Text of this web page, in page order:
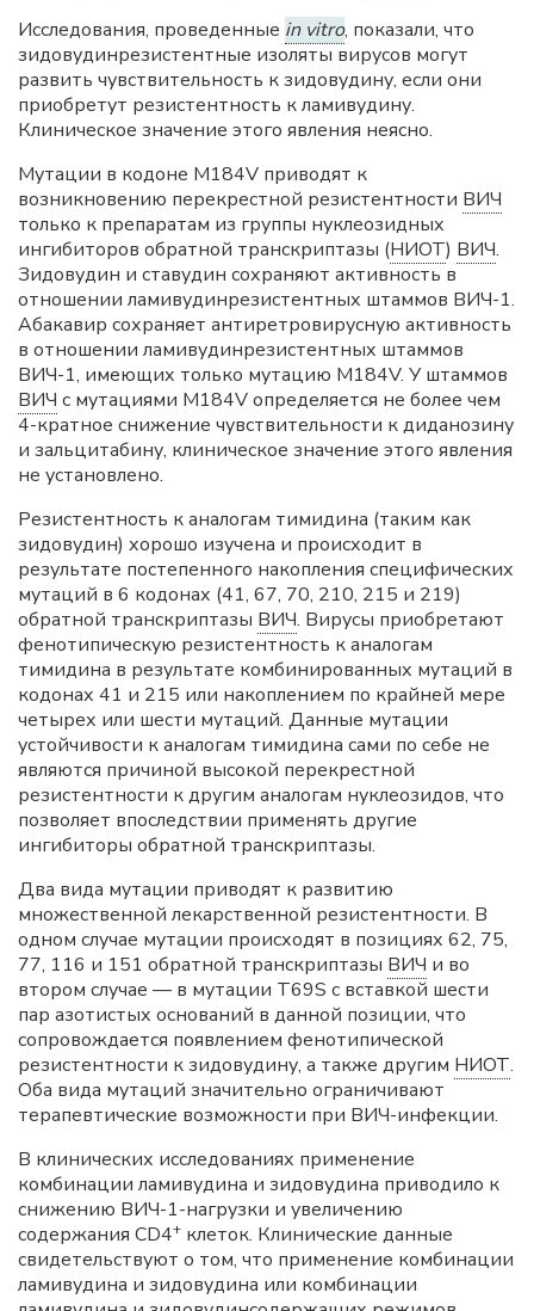
Исследования, проведенные in vitro, показали, что
зидовудинрезистентные изоляты вирусов могут
развить чувствительность к зидовудину, если они
приобретут резистентность к ламивудину.
Клиническое значение этого явления неясно.
Мутации в кодоне M184V приводят к
возникновению перекрестной резистентности ВИЧ
только к препаратам из группы нуклеозидных
ингибиторов обратной транскриптазы (НИОТ) ВИЧ.
Зидовудин и ставудин сохраняют активность в
отношении ламивудинрезистентных штаммов ВИЧ-1.
Абакавир сохраняет антиретровирусную активность
в отношении ламивудинрезистентных штаммов
ВИЧ-1, имеющих только мутацию M184V. У штаммов
ВИЧ с мутациями M184V определяется не более чем
4-кратное снижение чувствительности к диданозину
и зальцитабину, клиническое значение этого явления
не установлено.
Резистентность к аналогам тимидина (таким как
зидовудин) хорошо изучена и происходит в
результате постепенного накопления специфических
мутаций в 6 кодонах (41, 67, 70, 210, 215 и 219)
обратной транскриптазы ВИЧ. Вирусы приобретают
фенотипическую резистентность к аналогам
тимидина в результате комбинированных мутаций в
кодонах 41 и 215 или накоплением по крайней мере
четырех или шести мутаций. Данные мутации
устойчивости к аналогам тимидина сами по себе не
являются причиной высокой перекрестной
резистентности к другим аналогам нуклеозидов, что
позволяет впоследствии применять другие
ингибиторы обратной транскриптазы.
Два вида мутации приводят к развитию
множественной лекарственной резистентности. В
одном случае мутации происходят в позициях 62, 75,
77, 116 и 151 обратной транскриптазы ВИЧ и во
втором случае — в мутации T69S с вставкой шести
пар азотистых оснований в данной позиции, что
сопровождается появлением фенотипической
резистентности к зидовудину, а также другим НИОТ.
Оба вида мутаций значительно ограничивают
терапевтические возможности при ВИЧ-инфекции.
В клинических исследованиях применение
комбинации ламивудина и зидовудина приводило к
снижению ВИЧ-1-нагрузки и увеличению
содержания CD4+ клеток. Клинические данные
свидетельствуют о том, что применение комбинации
ламивудина и зидовудина или комбинации